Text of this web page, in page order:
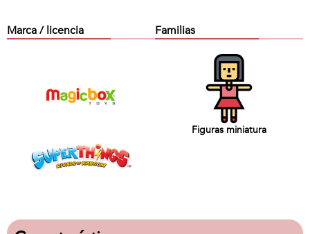
Marca / licencia Familias
Figuras miniatura